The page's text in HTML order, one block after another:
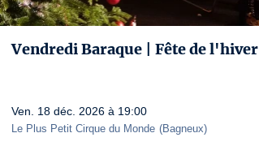
Vendredi Baraque | Fête de l'hiver
Ven. 18 déc. 2026 à 19:00
Le Plus Petit Cirque du Monde (Bagneux)